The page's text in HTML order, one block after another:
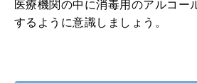
医療機関の中に消毒用のアルコー
するように意識しましょう。